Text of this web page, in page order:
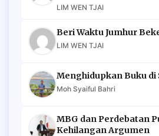
LIM WEN TJAI
Beri Waktu Jumhur
LIM WEN TJAI
Menghidupkan Buku di
Moh Syaiful Bahri
MBG dan Perdebatan
Kehilangan Argumen